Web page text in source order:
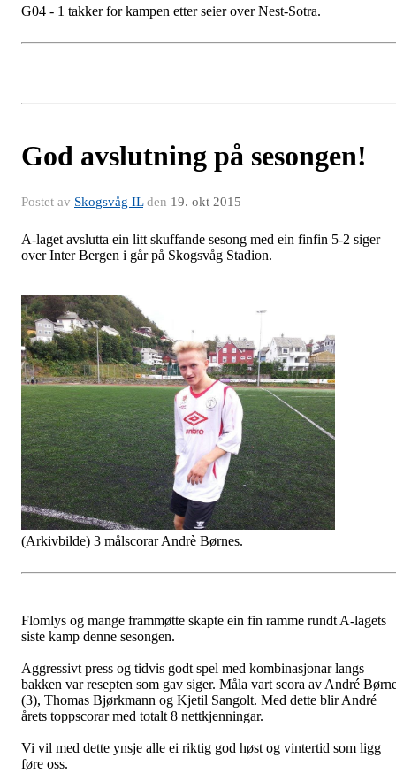
G04 - 1 takker for kampen etter seier over Nest-Sotra.
God avslutning på sesongen!
Postet av Skogsvåg ILden 19. okt 2015
A-laget avslutta ein litt skuffande sesong med ein finfin 5-2 siger
over Inter Bergen i går på Skogsvåg Stadion.
(Arkivbilde) 3 målscorar Andrè Børnes.
Flomlys og mange frammøtte skapte ein fin ramme rundt A-lagets
siste kamp denne sesongen.
Aggressivt press og tidvis godt spel med kombinasjonar langs
bakken var resepten som gav siger. Måla vart scora av André
(3), Thomas Bjørkmann og Kjetil Sangolt. Med dette blir André
årets toppscorar med totalt 8 nettkjenningar.
Vi vil med dette ynsje alle ei riktig god høst og vintertid som ligg
føre oss.